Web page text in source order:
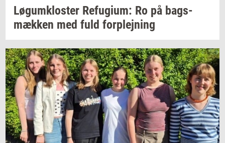
Løgum­klo­ster Re­fu­gi­um: Ro på bags­
mæk­ken med fuld for­plej­ning